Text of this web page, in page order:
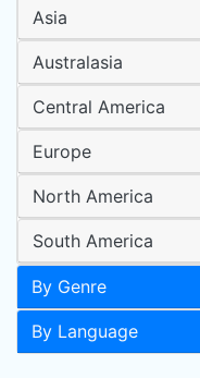
Asia
Australasia
Central America
Europe
North America
South America
By Genre
By Language